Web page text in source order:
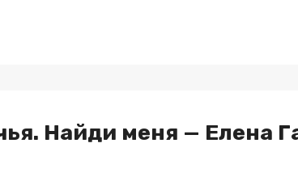
Найди меня — Елена